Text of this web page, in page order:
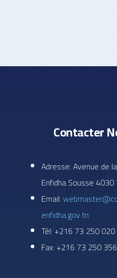
Contacter
Adresse: Avenue de
Enfidha Sousse 4030
Email:
enfidha.gov.tn
Tèl: +216 73 250 020
Fax: +216 73 250 356